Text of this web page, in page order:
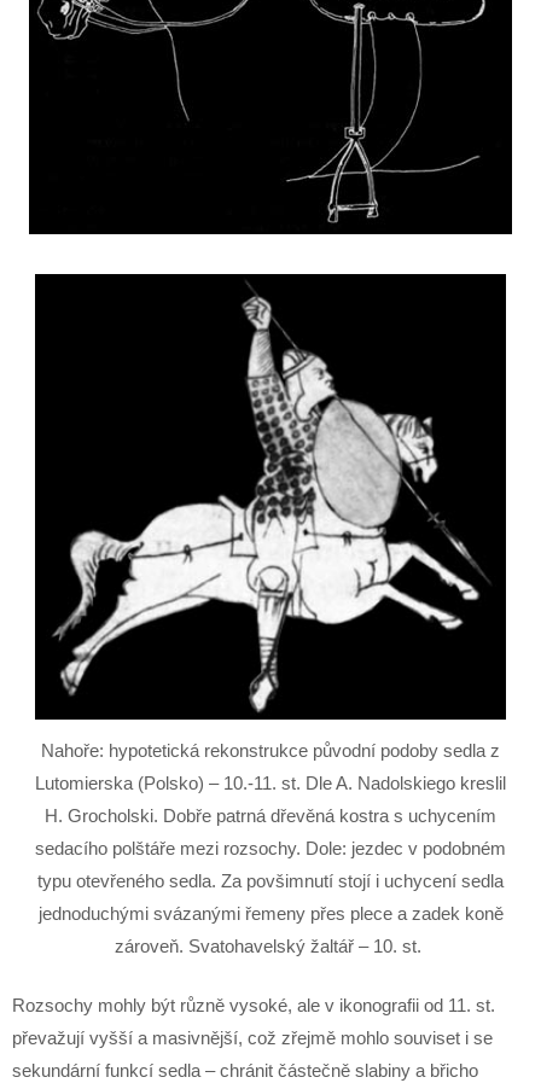
Nahoře: hypotetická rekonstrukce původní podoby sedla z
Lutomierska (Polsko) – 10.-11. st. Dle A. Nadolskiego kreslil
H. Grocholski. Dobře patrná dřevěná kostra s uchycením
sedacího polštáře mezi rozsochy. Dole: jezdec v podobném
typu otevřeného sedla. Za povšimnutí stojí i uchycení sedla
jednoduchými svázanými řemeny přes plece a zadek koně
zároveň. Svatohavelský žaltář – 10. st.
Rozsochy mohly být různě vysoké, ale v ikonografii od 11. st.
převažují vyšší a masivnější, což zřejmě mohlo souviset i se
sekundární funkcí sedla – chránit částečně slabiny a břicho